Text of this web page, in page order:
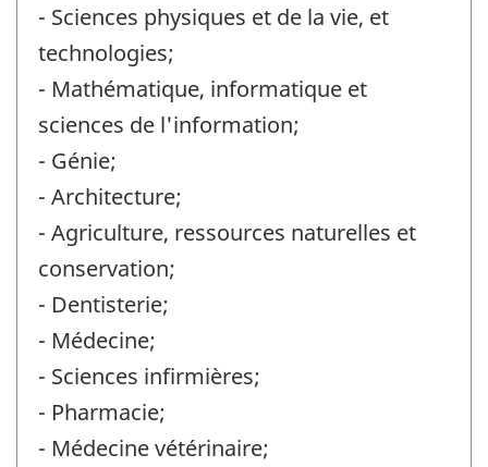
- Sciences physiques et de la vie, et
technologies;
- Mathématique, informatique et
sciences de l'information;
- Génie;
- Architecture;
- Agriculture, ressources naturelles et
conservation;
- Dentisterie;
- Médecine;
- Sciences infirmières;
- Pharmacie;
- Médecine vétérinaire;